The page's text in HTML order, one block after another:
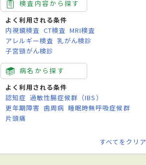
検査内容から探す
よく利用される条件
内視鏡検査 CT検査 MRI検査
アレルギー検査 乳がん検診
子宮頸がん検診
病名から探す
よく利用される条件
認知症 過敏性腸症候群（IBS）
更年期障害 歯周病 睡眠時無呼吸症候群
片頭痛
すべてをクリア